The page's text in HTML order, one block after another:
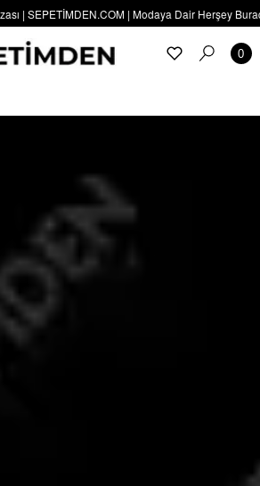
| SEPETİMDEN.COM | Modaya Dair Herşey
0